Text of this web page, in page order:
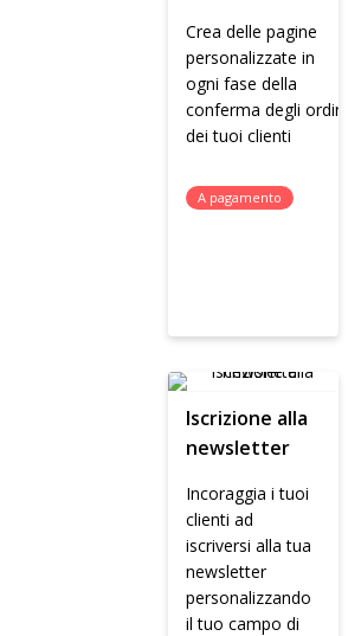
Crea delle pagine
personalizzate in
ogni fase della
conferma degli ordini
dei tuoi clienti
A pagamento
Iscrizione alla
newsletter
Incoraggia i tuoi
clienti ad
iscriversi alla tua
newsletter
personalizzando
il tuo campo di